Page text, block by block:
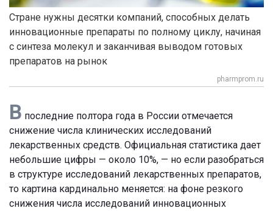
Стране нужны десятки компаний, способных делать
инновационные препараты по полному циклу, начиная
с синтеза молекул и заканчивая выводом готовых
препаратов на рынок
pharmprom.ru
В последние полтора года в России отмечается
снижение числа клинических исследований
лекарственных средств. Официальная статистика дает
небольшие цифры — около 10%, — но если разобраться
в структуре исследований лекарственных препаратов,
то картина кардинально меняется: на фоне резкого
снижения числа исследований инновационных